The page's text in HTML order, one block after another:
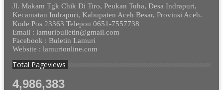
Jl. Makam Tgk Chik Di Tiro, Peukan Tuha, Desa Indrapuri,
Kecamatan Indrapuri, Kabupaten Aceh Besar, Provinsi Aceh.
Kode Pos 23363 Telepon 0651-7557738
Email : lamuribulletin@gmail.com
Facebook : Buletin Lamuri
Website : lamurionline.com
Total Pageviews
4,986,383